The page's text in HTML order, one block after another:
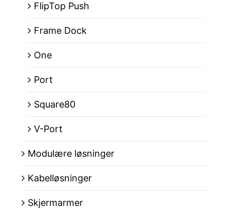
FlipTop Push
Frame Dock
One
Port
Square80
V-Port
Modulære løsninger
Kabelløsninger
Skjermarmer